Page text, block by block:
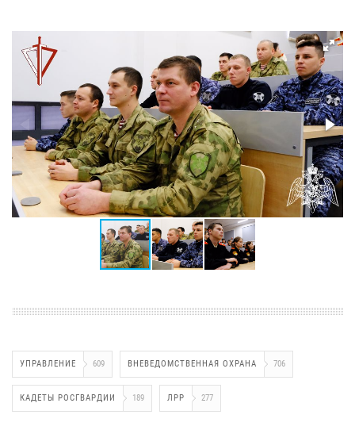
УПРАВЛЕНИЕ 609 ВНЕВЕДОМСТВЕННАЯ ОХРАНА 706
КАДЕТЫ РОСГВАРДИИ 189 ЛРР 277